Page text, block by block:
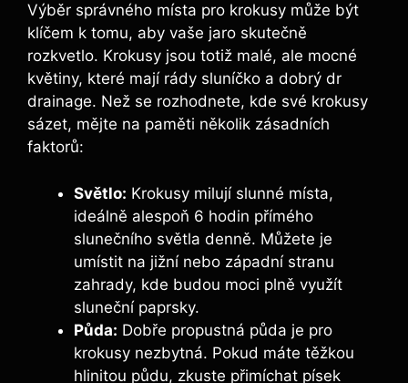
Výběr správného místa pro krokusy může být
klíčem k tomu, aby vaše jaro skutečně
rozkvetlo. Krokusy jsou totiž malé, ale mocné
květiny, které mají rády sluníčko a dobrý dr
drainage. Než se rozhodnete, kde své krokusy
sázet, mějte na paměti několik zásadních
faktorů:
Světlo: Krokusy milují slunné místa,
ideálně alespoň 6 hodin přímého
slunečního světla denně. Můžete je
umístit na jižní nebo západní stranu
zahrady, kde budou moci plně využít
sluneční paprsky.
Půda: Dobře propustná půda je pro
krokusy nezbytná. Pokud máte těžkou
hlinitou půdu, zkuste přimíchat písek